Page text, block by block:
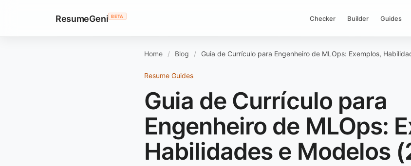
ResumeGeni BETA Checker Builder Guides
Home Blog Guia de Currículo para Engenheiro de MLOps: Exemplos,
Resume Guides
Guia de Currículo para
Engenheiro de MLOps:
Habilidades e Modelos